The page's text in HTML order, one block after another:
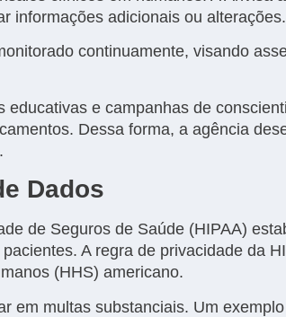
informações adicionais ou alterações.
continuamente, visando
educativas e campanhas de
Dessa forma, a agência
Dados
de Seguros de Saúde (HIPAA)
A regra de privacidade da
(HHS) americano.
em multas substanciais. Um